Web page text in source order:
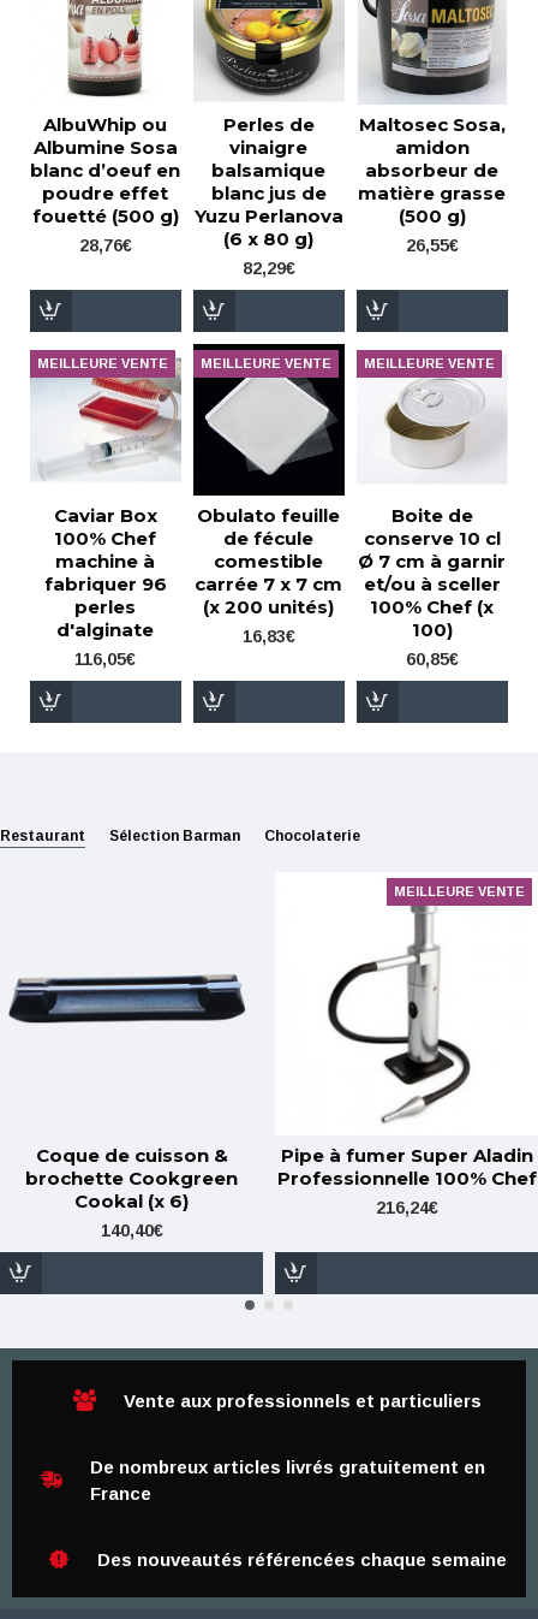
AlbuWhip ou
Albumine Sosa
blanc d’oeuf en
poudre effet
fouetté (500 g)
28,76€
Perles de
vinaigre
balsamique
blanc jus de
Yuzu Perlanova
(6 x 80 g)
82,29€
Maltosec Sosa,
amidon
absorbeur de
matière grasse
(500 g)
26,55€
MEILLEURE VENTE
Caviar Box
100% Chef
machine à
fabriquer 96
perles
d'alginate
116,05€
MEILLEURE VENTE
Obulato feuille
de fécule
comestible
carrée 7 x 7 cm
(x 200 unités)
16,83€
MEILLEURE VENTE
Boite de
conserve 10 cl
Ø 7 cm à garnir
et/ou à sceller
100% Chef (x
100)
60,85€
Restaurant Sélection Barman Chocolaterie
Coque de cuisson &
brochette Cookgreen
Cookal (x 6)
140,40€
MEILLEURE VENTE
Pipe à fumer Super Aladin
Professionnelle 100% Chef
216,24€
Vente aux professionnels et particuliers
De nombreux articles livrés gratuitement en
France
Des nouveautés référencées chaque semaine